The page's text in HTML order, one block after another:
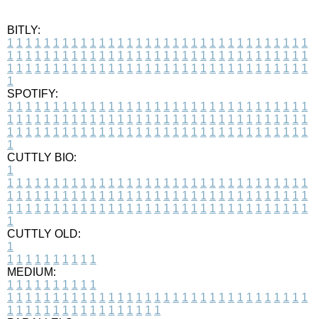
BITLY:
1 1 1 1 1 1 1 1 1 1 1 1 1 1 1 1 1 1 1 1 1 1 1 1 1 1 1 1 1 1 1 1 1
1 1 1 1 1 1 1 1 1 1 1 1 1 1 1 1 1 1 1 1 1 1 1 1 1 1 1 1 1 1 1 1 1
1 1 1 1 1 1 1 1 1 1 1 1 1 1 1 1 1 1 1 1 1 1 1 1 1 1 1 1 1 1 1 1 1
1
SPOTIFY:
1 1 1 1 1 1 1 1 1 1 1 1 1 1 1 1 1 1 1 1 1 1 1 1 1 1 1 1 1 1 1 1 1
1 1 1 1 1 1 1 1 1 1 1 1 1 1 1 1 1 1 1 1 1 1 1 1 1 1 1 1 1 1 1 1 1
1 1 1 1 1 1 1 1 1 1 1 1 1 1 1 1 1 1 1 1 1 1 1 1 1 1 1 1 1 1 1 1 1
1
CUTTLY BIO:
1
1 1 1 1 1 1 1 1 1 1 1 1 1 1 1 1 1 1 1 1 1 1 1 1 1 1 1 1 1 1 1 1 1
1 1 1 1 1 1 1 1 1 1 1 1 1 1 1 1 1 1 1 1 1 1 1 1 1 1 1 1 1 1 1 1 1
1 1 1 1 1 1 1 1 1 1 1 1 1 1 1 1 1 1 1 1 1 1 1 1 1 1 1 1 1 1 1 1 1
1
CUTTLY OLD:
1
1 1 1 1 1 1 1 1 1 1
MEDIUM:
1 1 1 1 1 1 1 1 1 1
1 1 1 1 1 1 1 1 1 1 1 1 1 1 1 1 1 1 1 1 1 1 1 1 1 1 1 1 1 1 1 1 1
1 1 1 1 1 1 1 1 1 1 1 1 1 1 1 1 1